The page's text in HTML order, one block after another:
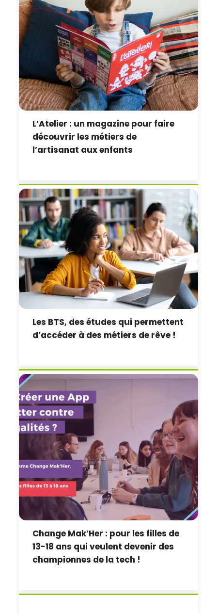
L’Atelier : un magazine pour faire
découvrir les métiers de
l’artisanat aux enfants
Les BTS, des études qui permettent
d’accéder à des métiers de rêve !
Change Mak’Her : pour les filles de
13-18 ans qui veulent devenir des
championnes de la tech !